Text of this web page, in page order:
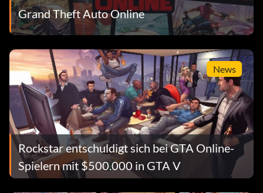
Grand Theft Auto Online
News
Rockstar entschuldigt sich bei GTA Online-
Spielern mit $500.000 in GTA V